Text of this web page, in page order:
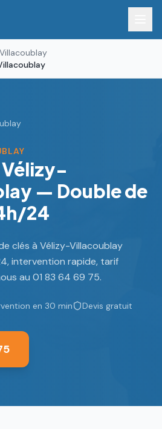
— Double de
24
clés à Vélizy-Villacoublay
intervention rapide, tarif
au 01 83 64 69 75.
en 30 min Devis gratuit